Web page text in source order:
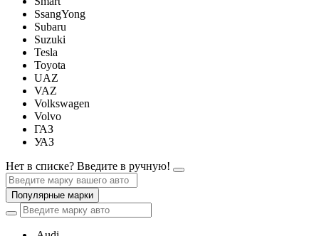
SsangYong
Subaru
Suzuki
Tesla
Toyota
UAZ
VAZ
Volkswagen
Volvo
ГАЗ
УАЗ
Нет в списке? Введите в ручную!
Популярные марки